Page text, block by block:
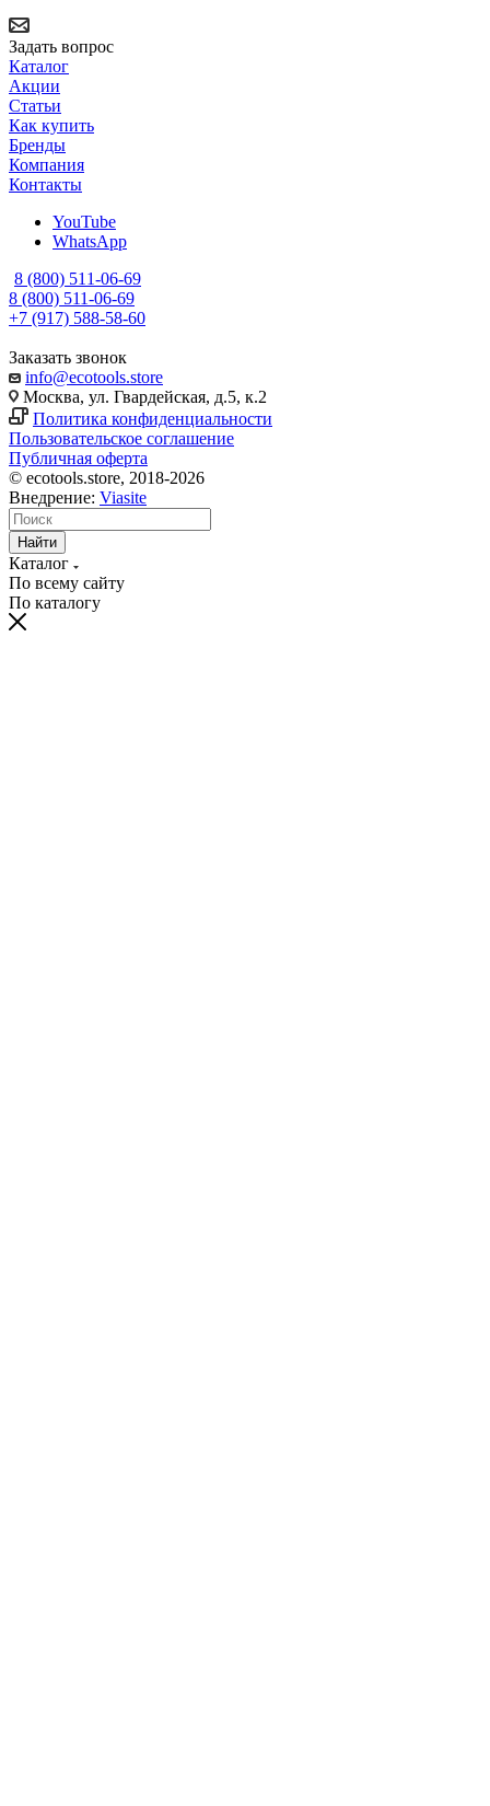
Задать вопрос
Каталог
Акции
Статьи
Как купить
Бренды
Компания
Контакты
YouTube
WhatsApp
8 (800) 511-06-69
8 (800) 511-06-69
+7 (917) 588-58-60
Заказать звонок
info@ecotools.store
Москва, ул. Гвардейская, д.5, к.2
Политика конфиденциальности
Пользовательское соглашение
Публичная оферта
© ecotools.store, 2018-2026
Внедрение: Viasite
Найти
Каталог
По всему сайту
По каталогу